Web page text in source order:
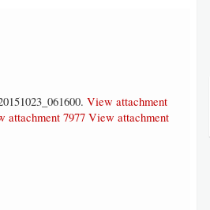
View attachment
attachment 7977 View attachment